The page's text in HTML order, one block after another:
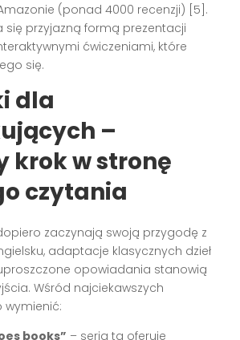
(ponad 4000 recenzji) [5].
się przyjazną formą prezentacji
ćwiczeniami, które
się.
dla
–
krok w stronę
czytania
zaczynają swoją przygodę z
adaptacje klasycznych dzieł
opowiadania stanowią
Wśród najciekawszych
wymienić:
books” – seria ta oferuje